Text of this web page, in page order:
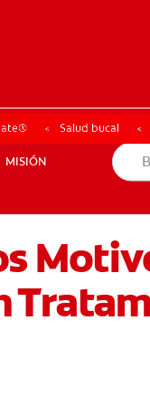
MISIÓN
CHEQUEO DE
Salud bucal